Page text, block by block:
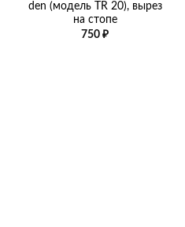
den (модель TR 20), вырез
на стопе
750 ₽